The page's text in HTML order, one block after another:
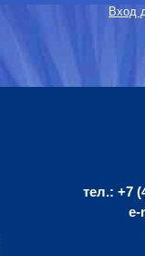
Вход
тел.: +7
е-